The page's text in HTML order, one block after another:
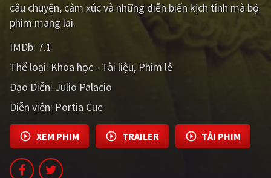
CẬP NHẬT
PHIM MỚI
PHIM BỘ
PHIM LẺ
PHIM CHIẾU RẠP
TUYỂN TẬP PHIM
BLOG
câu chuyện, cảm xúc và những diễn biến kịch tính mà bộ
phim mang lại.
IMDb: 7.1
Thể loại: Khoa học - Tài liệu Phim lẻ
Đạo Diễn: Julio Palacio
Diễn viên: Portia Cue
XEM PHIM TRAILER TẢI PHIM